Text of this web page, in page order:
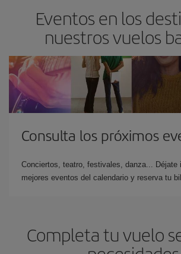
Eventos en los
nuestros vuelos
Consulta los próximos
Conciertos, teatro, festivales, danza... Déjate
mejores eventos del calendario y reserva tu
Completa tu vuelo